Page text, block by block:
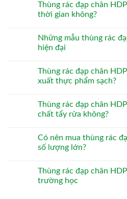
Thùng rác đạp chân
thời gian không?
Những mẫu thùng rác
hiện đại
Thùng rác đạp chân
xuất thực phẩm sạch?
Thùng rác đạp chân
chất tẩy rửa không?
Có nên mua thùng rác
số lượng lớn?
Thùng rác đạp chân
trường học